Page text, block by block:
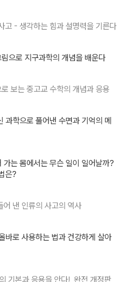
고 - 생각하는 힘과 설명력을 기른다
으로 지구과학의 개념을 배운다
보는 중고교 수학의 개념과 응용
과학으로 풀어낸 수면과 기억의 메
는 몸에서는 무슨 일이 일어날까?
은?
낸 인류의 사고의 역사
바로 사용하는 법과 건강하게 살아
기본과 응용을 안다!, 완전 개정판